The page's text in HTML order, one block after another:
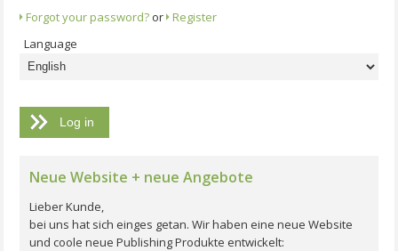
Forgot your password? or Register
Language
Neue Website + neue Angebote
Lieber Kunde,
bei uns hat sich einges getan. Wir haben eine neue Website
und coole neue Publishing Produkte entwickelt: